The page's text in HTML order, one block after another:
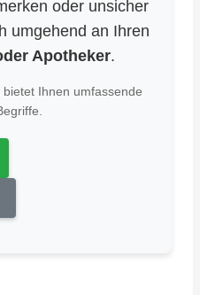
oder unsicher
umgehend an Ihren
Apotheker.
Ihnen umfassende